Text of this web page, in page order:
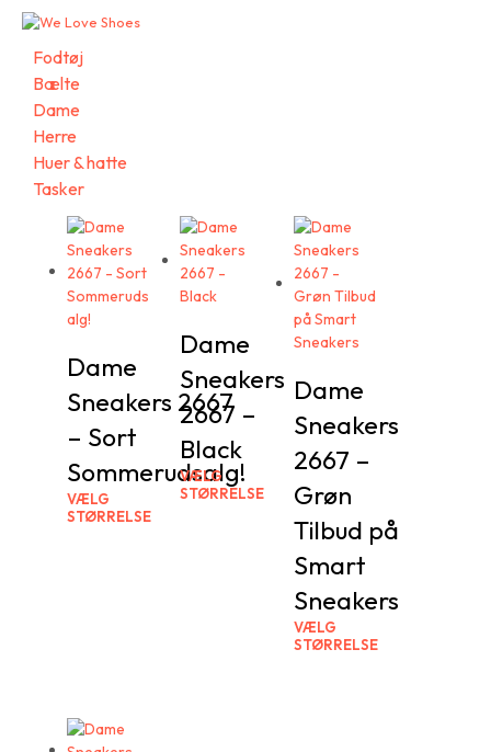
Fodtøj
Bælte
Dame
Herre
Huer & hatte
Tasker
Dame
Sneakers 2667
– Sort
Sommerudsalg!
VÆLG
STØRRELSE
Dame
Sneakers
2667 –
Black
VÆLG
STØRRELSE
Dame
Sneakers
2667 –
Grøn
Tilbud på
Smart
Sneakers
VÆLG
STØRRELSE